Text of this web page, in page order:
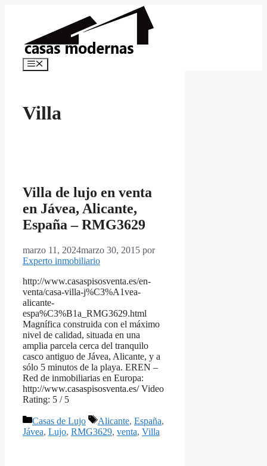
Menú
Villa
Villa de lujo en venta
en Jávea, Alicante,
España – RMG3629
marzo 11, 2024marzo 30, 2015 por
Experto inmobiliario
http://www.casaspisosventa.es/en-
venta/casa-villa-j%C3%A1vea-
alicante-
espa%C3%B1a_RMG3629.html
Magnífica construida con el máximo
nivel de calidad, situada en una
amplia parcela cerca del tranquilo
casco antiguo de Jávea, Alicante, y a
sólo 5 minutos de la playa. EREN –
Red de inmobiliarias en Europa:
http://www.casaspisosventa.es/ Video
Rating: 5 / 5
Categorías
Casas de Lujo Etiquetas
Alicante, España,
Jávea, Lujo, RMG3629, venta, Villa